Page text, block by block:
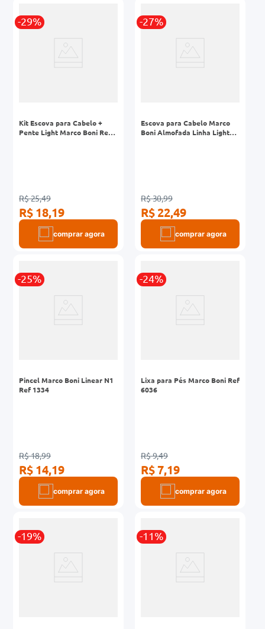
-29%
Kit Escova para Cabelo +
Pente Light Marco Boni Ref
R$ 25,49
R$ 18,19
comprar agora
-27%
Escova para Cabelo Marco
Boni Almofada Linha Light
R$ 30,99
R$ 22,49
comprar agora
-25%
Pincel Marco Boni Linear N1
Ref 1334
R$ 18,99
R$ 14,19
comprar agora
-24%
Lixa para Pés Marco Boni Ref
6036
R$ 9,49
R$ 7,19
comprar agora
-19% -11%